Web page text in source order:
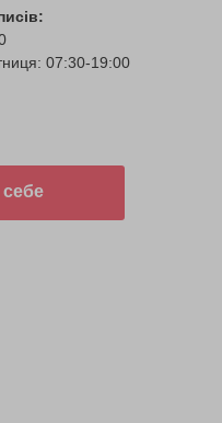
07:30-19:00